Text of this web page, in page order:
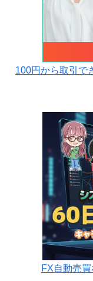
100円から取引で
FX自動売